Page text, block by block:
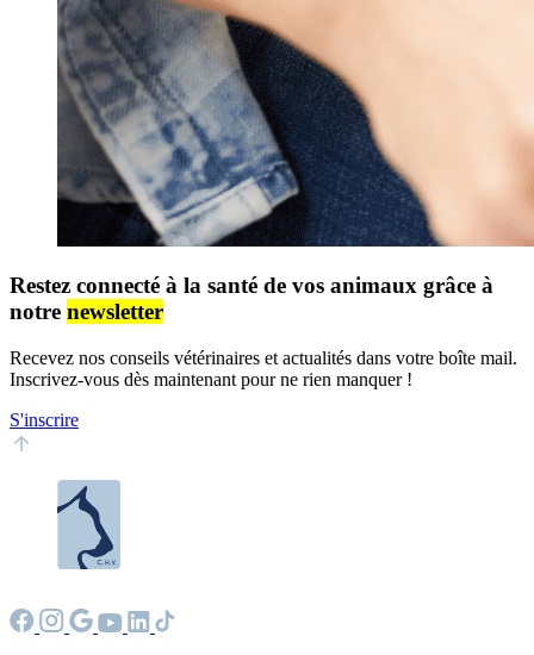
Restez connecté à la santé de vos animaux grâce à
notre newsletter
Recevez nos conseils vétérinaires et actualités dans votre boîte mail.
Inscrivez-vous dès maintenant pour ne rien manquer !
S'inscrire